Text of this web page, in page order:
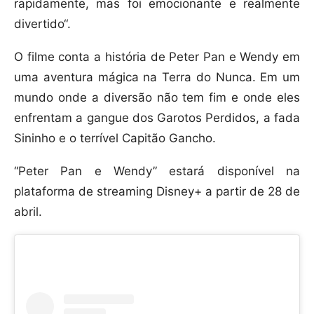
rapidamente, mas foi emocionante e realmente
divertido“.
O filme conta a história de Peter Pan e Wendy em
uma aventura mágica na Terra do Nunca. Em um
mundo onde a diversão não tem fim e onde eles
enfrentam a gangue dos Garotos Perdidos, a fada
Sininho e o terrível Capitão Gancho.
“Peter Pan e Wendy” estará disponível na
plataforma de streaming Disney+ a partir de 28 de
abril.